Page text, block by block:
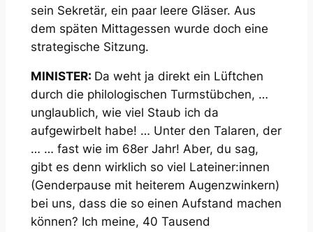
sein Sekretär, ein paar leere Gläser. Aus
dem späten Mittagessen wurde doch eine
strategische Sitzung.
MINISTER: Da weht ja direkt ein Lüftchen
durch die philologischen Turmstübchen, …
unglaublich, wie viel Staub ich da
aufgewirbelt habe! … Unter den Talaren, der
… … fast wie im 68er Jahr! Aber, du sag,
gibt es denn wirklich so viel Lateiner:innen
(Genderpause mit heiterem Augenzwinkern)
bei uns, dass die so einen Aufstand machen
können? Ich meine, 40 Tausend